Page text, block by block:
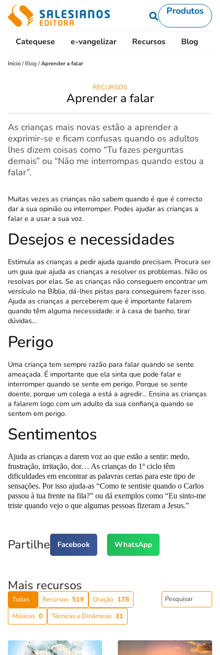
Produtos
Catequese e-vangelizar Recursos Blog
Início / Blog /Aprender a falar
RECURSOS
Aprender a falar
As crianças mais novas estão a aprender a
exprimir-se e ficam confusas quando os adultos
lhes dizem coisas como “Tu fazes perguntas
demais” ou “Não me interrompas quando estou a
falar”.
Muitas vezes as crianças não sabem quando é que é correcto
dar a sua opinião ou interromper. Podes ajudar as crianças a
falar e a usar a sua voz.
Desejos e necessidades
Estimula as crianças a pedir ajuda quando precisam. Procura ser
um guia que ajuda as crianças a resolver os problemas. Não os
resolvas por elas. Se as crianças não conseguem encontrar um
versículo na Bíblia, dá-lhes pistas para conseguirem fazer isso.
Ajuda as crianças a perceberem que é importante falarem
quando têm alguma necessidade: ir à casa de banho, tirar
dúvidas…
Perigo
Uma criança tem sempre razão para falar quando se sente
ameaçada. É importante que ela sinta que pode falar e
interromper quando se sente em perigo. Porque se sente
doente, porque um colega a está a agredir… Ensina as crianças
a falarem logo com um adulto da sua confiança quando se
sentem em perigo.
Sentimentos
Ajuda as crianças a darem voz ao que estão a sentir: medo,
frustração, irritação, dor… As crianças do 1º ciclo têm
dificuldades em encontrar as palavras certas para este tipo de
sensações. Por isso ajuda-as “Como te sentiste quando o Carlos
passou à tua frente na fila?” ou dá exemplos como “Eu sinto-me
triste quando vejo o que algumas pessoas fizeram a Jesus.”
Partilhe Facebook WhatsApp
Mais recursos
Todas Recursos 519 Oração 178
Músicas 0 Técnicas e Dinâmicas 31